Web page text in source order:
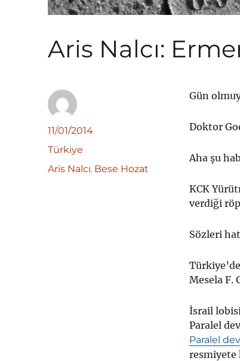
Aris Nalcı:
Gün
Doktor
Aha şu
KCK
verdiği
Sözleri
Mesela F.
İsrail
Paralel
Paralel
resmiyete
Yazar
Yayın
11/01/2014
Kategoriler
Türkiye
Etiketler
Aris Nalcı, Bese Hozat